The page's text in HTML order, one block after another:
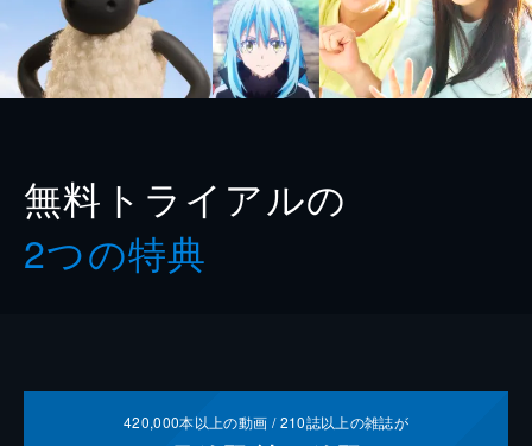
無料トライアルの
2つの特典
420,000本以上の動画 /210誌以上の雑誌が